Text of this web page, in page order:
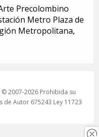
Precolombino
Metro Plaza de
Metropolitana,
© 2007-2026 Prohibida su
Autor 675243 Ley 11723